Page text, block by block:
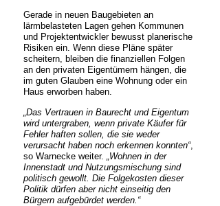
Gerade in neuen Baugebieten an
lärmbelasteten Lagen gehen Kommunen
und Projektentwickler bewusst planerische
Risiken ein. Wenn diese Pläne später
scheitern, bleiben die finanziellen Folgen
an den privaten Eigentümern hängen, die
im guten Glauben eine Wohnung oder ein
Haus erworben haben.
„Das Vertrauen in Baurecht und Eigentum
wird untergraben, wenn private Käufer für
Fehler haften sollen, die sie weder
verursacht haben noch erkennen konnten“,
so Warnecke weiter. „Wohnen in der
Innenstadt und Nutzungsmischung sind
politisch gewollt. Die Folgekosten dieser
Politik dürfen aber nicht einseitig den
Bürgern aufgebürdet werden.“